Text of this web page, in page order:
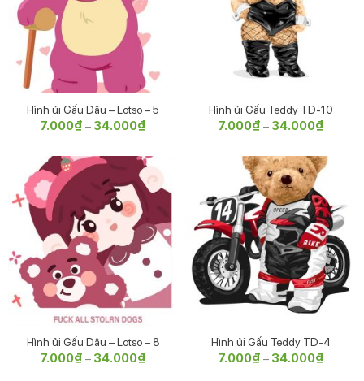
Hình ủi Gấu Dâu – Lotso – 5
7.000₫ – 34.000₫
7.000₫
đến
34.000₫
Hình ủi Gấu Teddy TD-10
7.000₫ – 34.000₫
7.000₫
đến
Hình ủi Gấu Dâu – Lotso – 8
7.000₫ – 34.000₫
Hình ủi Gấu Teddy TD-4
7.000₫ – 34.000₫